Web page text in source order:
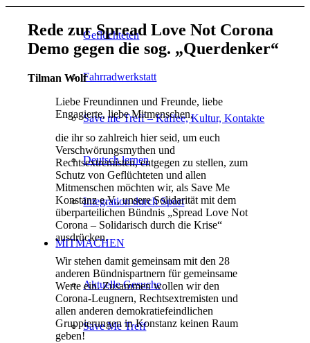
Geflüchteten
Fahrradwerkstatt
Save me Treff – Kaffee, Kultur, Kontakte
Deutsch lernen
Integration durch Sport
MITMACHEN
Aktuelle Gesuche
Save Me Treff
Rede zur Spread Love Not Corona
Demo gegen die sog. „Querdenker“
Tilman Wolf
Liebe Freundinnen und Freunde, liebe
Engagierte, liebe Mitmenschen,
die ihr so zahlreich hier seid, um euch
Verschwörungsmythen und
Rechtsextremisten, entgegen zu stellen, zum
Schutz von Geflüchteten und allen
Mitmenschen möchten wir, als Save Me
Konstanz e.V., unsere Solidarität mit dem
überparteilichen Bündnis „Spread Love Not
Corona – Solidarisch durch die Krise“
ausdrücken.
Wir stehen damit gemeinsam mit den 28
anderen Bündnispartnern für gemeinsame
Werte ein. Zusammen wollen wir den
Corona-Leugnern, Rechtsextremisten und
allen anderen demokratiefeindlichen
Gruppierungen in Konstanz keinen Raum
geben!